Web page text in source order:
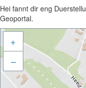
Hei fannt dir eng
Geoportal.
+
–